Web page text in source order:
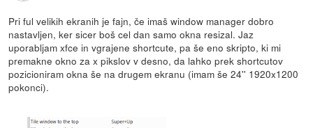
Pri ful velikih ekranih je fajn, če imaš window manager dobro
nastavljen, ker sicer boš cel dan samo okna resizal. Jaz
uporabljam xfce in vgrajene shortcute, pa še eno skripto, ki mi
premakne okno za x pikslov v desno, da lahko prek shortcutov
pozicioniram okna še na drugem ekranu (imam še 24'' 1920x1200
pokonci).